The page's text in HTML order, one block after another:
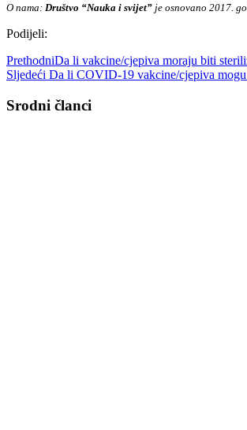
O nama: Društvo “Nauka i svijet” je osnovano 2017.
Podijeli:
PrethodniDa li vakcine/cjepiva moraju biti
Sljedeći Da li COVID-19 vakcine/cjepiva
Srodni članci